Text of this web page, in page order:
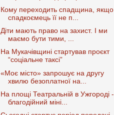
Кому переходить спадщина, якщо
спадкоємець її не п...
Діти мають право на захист. І ми
маємо бути тими, ...
На Мукачівщині стартував проєкт
“соціальне таксі”
«Моє місто» запрошує на другу
хвилю безоплатної на...
На площі Театральній в Ужгороді -
благодійний міні...